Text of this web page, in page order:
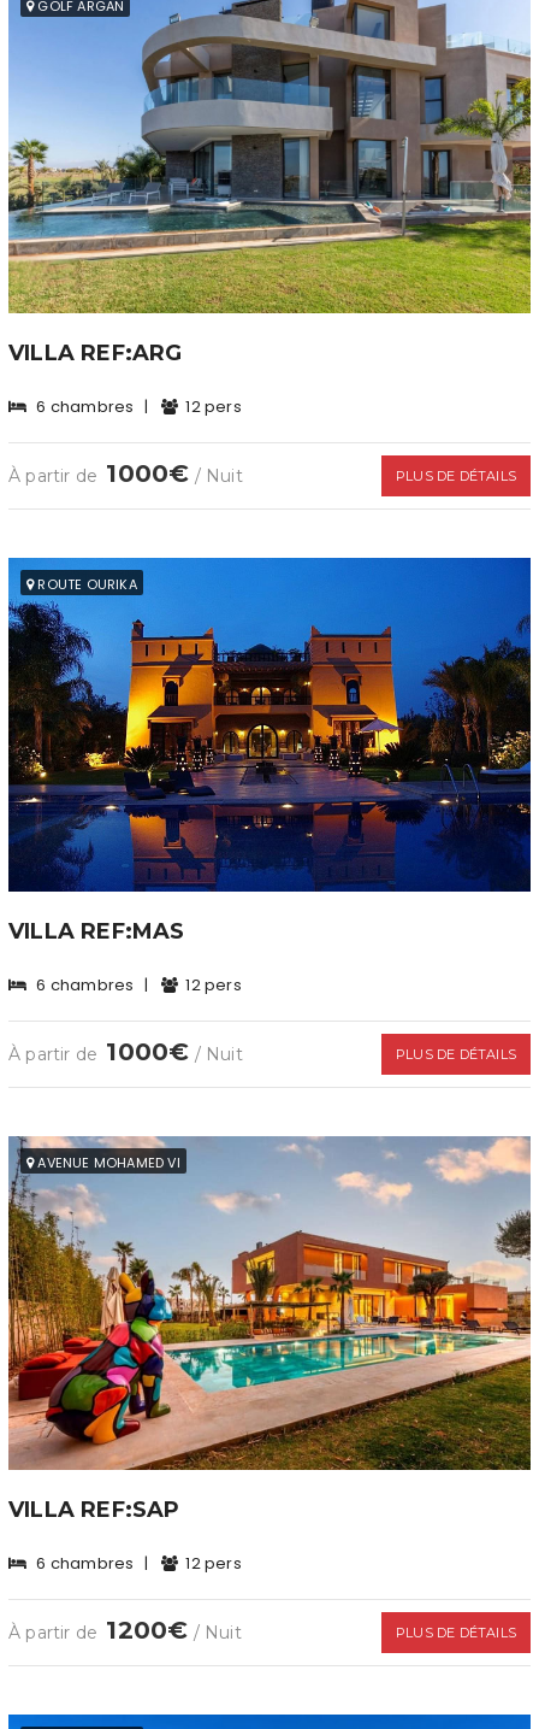
GOLF ARGAN
VILLA REF:ARG
6 chambres | 12 pers
À partir de 1000€ / Nuit PLUS DE DÉTAILS
ROUTE OURIKA
VILLA REF:MAS
6 chambres | 12 pers
À partir de 1000€ / Nuit PLUS DE DÉTAILS
AVENUE MOHAMED VI
VILLA REF:SAP
6 chambres | 12 pers
À partir de 1200€ / Nuit PLUS DE DÉTAILS